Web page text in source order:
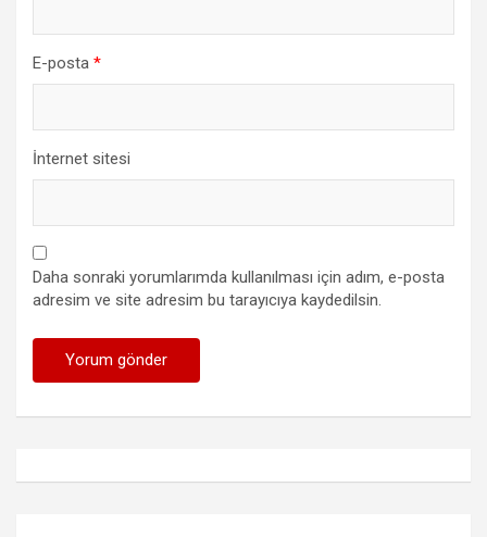
E-posta *
İnternet sitesi
Daha sonraki yorumlarımda kullanılması için adım, e-posta
adresim ve site adresim bu tarayıcıya kaydedilsin.